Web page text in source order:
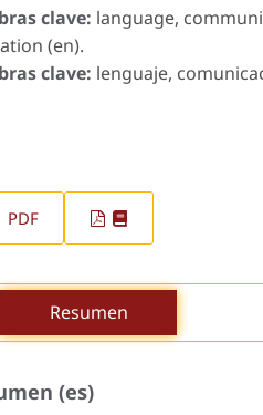
clave: language,
(en).
clave: lenguaje,
PDF
Resumen
(es)